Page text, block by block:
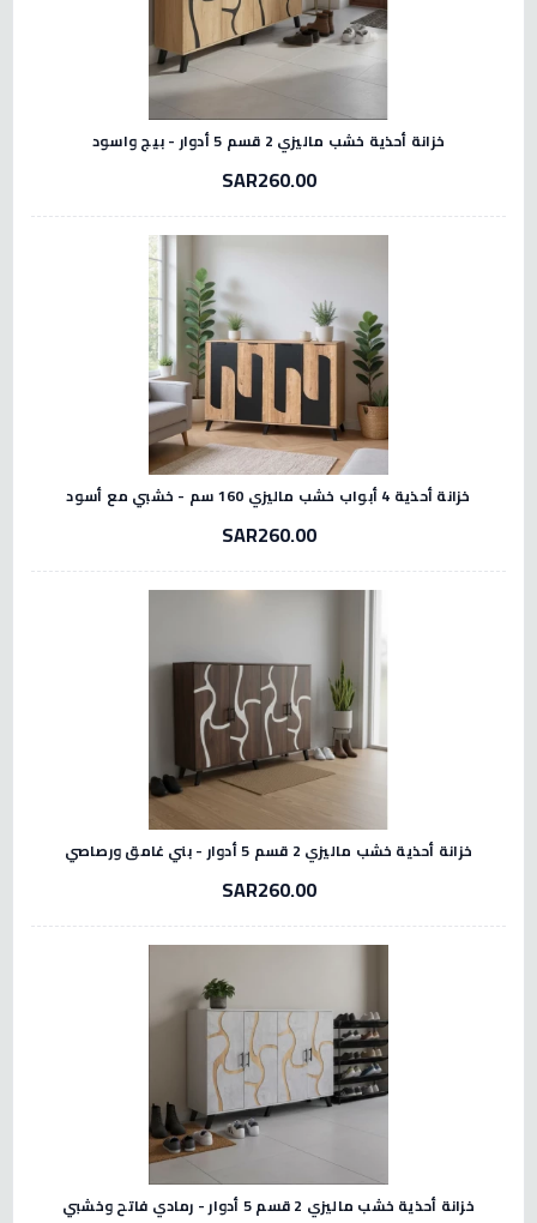
خزانة أحذية خشب ماليزي 2 قسم 5 أدوار - بيج واسود
SAR260.00
خزانة أحذية 4 أبواب خشب ماليزي 160 سم - خشبي مع أسود
SAR260.00
خزانة أحذية خشب ماليزي 2 قسم 5 أدوار - بني غامق ورصاصي
SAR260.00
خزانة أحذية خشب ماليزي 2 قسم 5 أدوار - رمادي فاتح وخشبي